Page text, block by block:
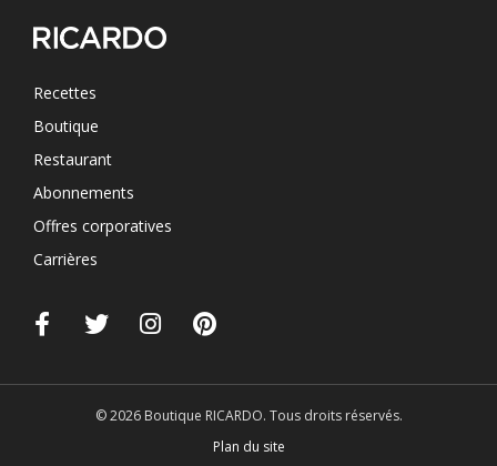
Recettes
Boutique
Restaurant
Abonnements
Offres corporatives
Carrières
© 2026 Boutique RICARDO. Tous droits réservés.
Plan du site